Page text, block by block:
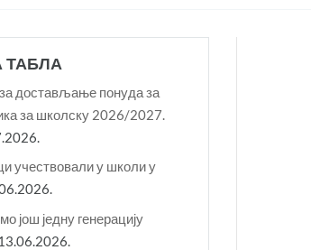
ТАБЛА
достављање понуда за
за школску 2026/2027.
учествовали у школи у
још једну генерацију